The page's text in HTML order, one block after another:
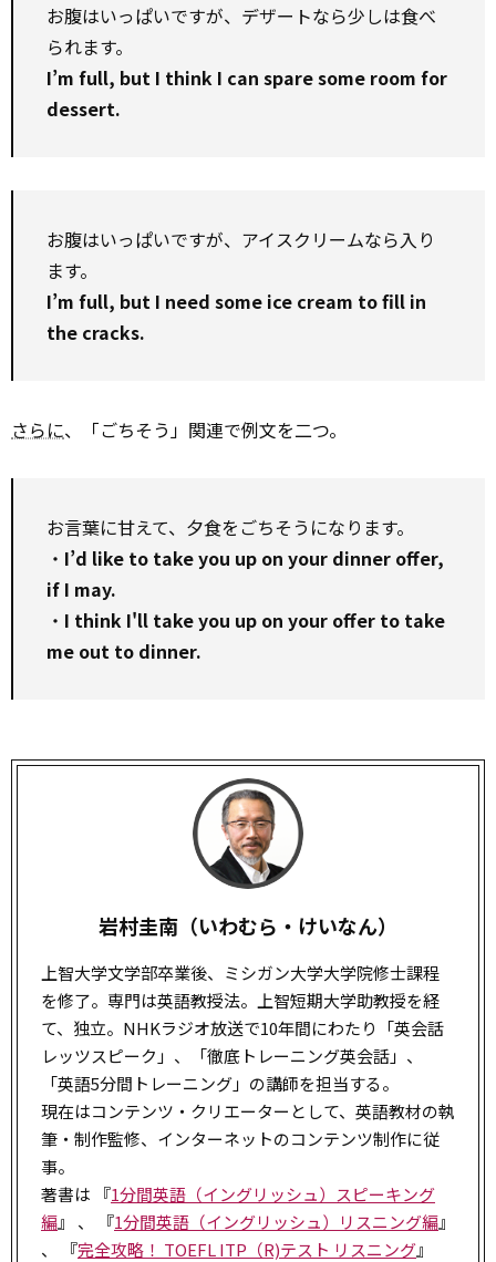
お腹はいっぱいですが、デザートなら少しは食べ
られます。
I’m full, but I think I can spare some room for
dessert.
お腹はいっぱいですが、アイスクリームなら入り
ます。
I’m full, but I need some ice cream to fill in
the cracks.
さらに、「ごちそう」関連で例文を二つ。
お言葉に甘えて、夕食をごちそうになります。
・ I’d like to take you up on your dinner offer,
if I may.
・ I think I'll take you up on your offer to take
me out to dinner.
岩村圭南（いわむら・けいなん）
上智大学文学部卒業後、ミシガン大学大学院修士課程
を修了。専門は英語教授法。上智短期大学助教授を経
て、独立。NHKラジオ放送で10年間にわたり「英会話
レッツスピーク」、「徹底トレーニング英会話」、
「英語5分間トレーニング」の講師を担当する。
現在はコンテンツ・クリエーターとして、英語教材の執
筆・制作監修、インターネットのコンテンツ制作に従
事。
著書は 『1分間英語（イングリッシュ）スピーキング
編』 、 『1分間英語（イングリッシュ）リスニング編』
、 『完全攻略！ TOEFL ITP（R)テスト リスニング』